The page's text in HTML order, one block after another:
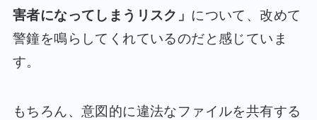
害者になってしまうリスク」 について、改めて
警鐘を鳴らしてくれているのだと感じていま
す。
もちろん、意図的に違法なファイルを共有する